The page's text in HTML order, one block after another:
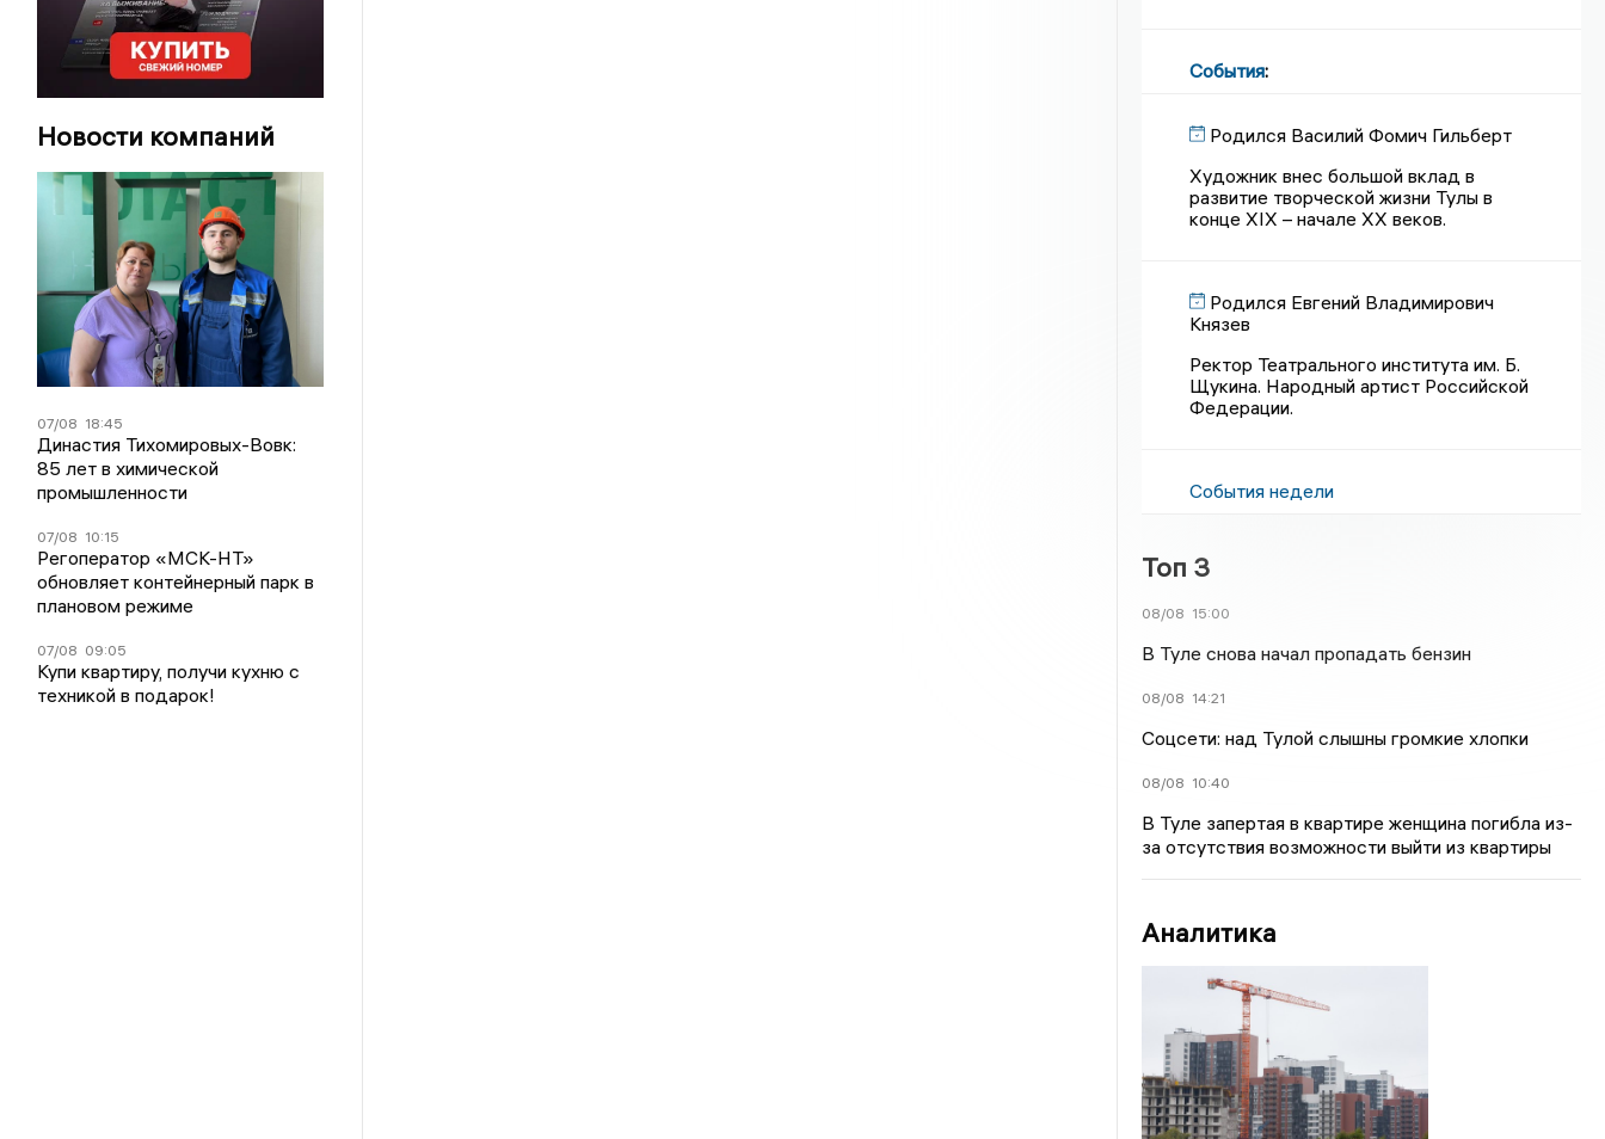
Новости компаний
07/08 18:45
Династия Тихомировых-Вовк:
85 лет в химической
промышленности
07/08 10:15
Регоператор «МСК-НТ»
обновляет контейнерный парк в
плановом режиме
07/08 09:05
Купи квартиру, получи кухню с
техникой в подарок!
События:
Родился Василий Фомич Гильберт
Художник внес большой вклад в
развитие творческой жизни Тулы в
конце XIX – начале XX веков.
Родился Евгений Владимирович
Князев
Ректор Театрального института им. Б.
Щукина. Народный артист Российской
Федерации.
События недели
Топ 3
08/08 15:00
В Туле снова начал пропадать бензин
08/08 14:21
Соцсети: над Тулой слышны громкие хлопки
08/08 10:40
В Туле запертая в квартире женщина погибла из-
за отсутствия возможности выйти из квартиры
Аналитика